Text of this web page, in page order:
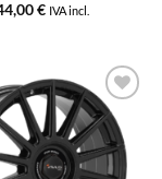
€ IVA incl.
Aggiungi
alla lista
dei
desideri